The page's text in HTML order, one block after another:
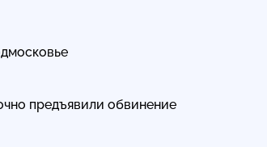
предъявили обвинение